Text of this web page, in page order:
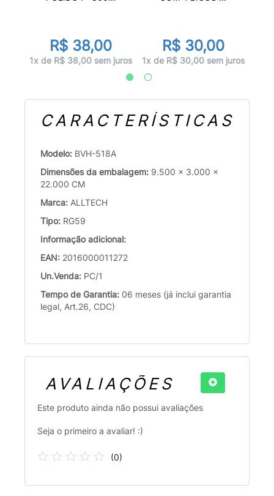
R$ 38,00
1x de R$ 38,00 sem juros
R$ 30,00
1x de R$ 30,00 sem juros
CARACTERÍSTICAS
Modelo: BVH-518A
Dimensões da embalagem: 9.500 x 3.000 x
22.000 CM
Marca: ALLTECH
Tipo: RG59
Informação adicional:
EAN: 2016000011272
Un.Venda: PC/1
Tempo de Garantia: 06 meses (já inclui garantia
legal, Art.26, CDC)
AVALIAÇÕES
Este produto ainda não possui avaliações
Seja o primeiro a avaliar! :)
(0)